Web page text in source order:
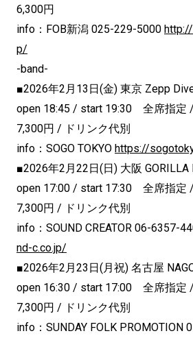
6,300円
info：FOB新潟 025-229-5000
p/
-band-
■2026年2月13日(金) 東京 Zepp
open 18:45 / start 19:30 全席指定 /
7,300円 / ドリンク代別
info：SOGO TOKYO https://
■2026年2月22日(日) 大阪 GORILLA
open 17:00 / start 17:30 全席指定 /
7,300円 / ドリンク代別
info：SOUND CREATOR 06-6357-
nd-c.co.jp/
■2026年2月23日(月祝) 名古屋
open 16:30 / start 17:00 全席指定 /
7,300円 / ドリンク代別
info：SUNDAY FOLK PROMOTION